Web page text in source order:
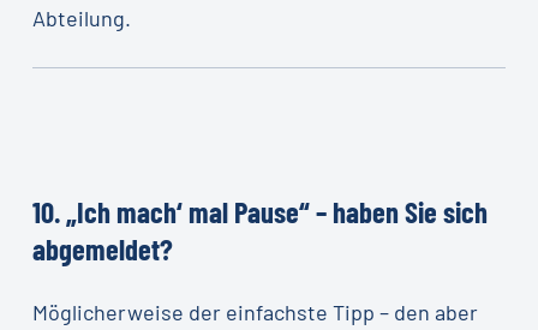
Abteilung.
10. „Ich mach‘ mal Pause“– habenSie sich
abgemeldet?
Möglicherweise der einfachste Tipp – den aber